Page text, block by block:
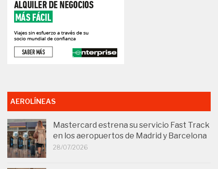
AEROLÍNEAS
Mastercard estrena su servicio Fast Track
en los aeropuertos de Madrid y Barcelona
28/07/2026